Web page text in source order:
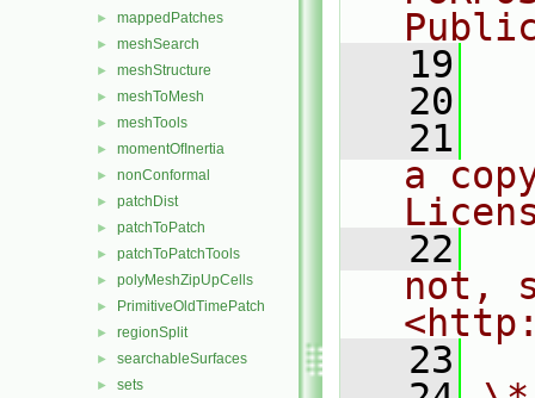
► mappedPatches
► meshSearch
► meshStructure
► meshToMesh
► meshTools
► momentOfInertia
► nonConformal
► patchDist
► patchToPatch
► patchToPatchTools
► polyMeshZipUpCells
► PrimitiveOldTimePatch
► regionSplit
► searchableSurfaces
► sets
   19
   20
   21
a
   22
not,
   23